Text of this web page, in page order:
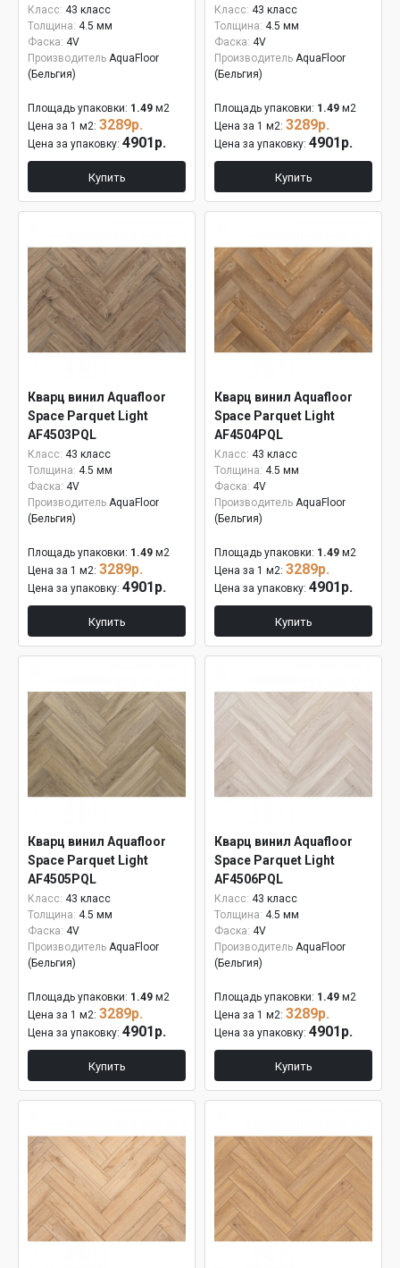
Класс: 43 класс
Толщина: 4.5 мм
Фаска: 4V
Производитель AquaFloor
(Бельгия)
Площадь упаковки: 1.49 м2
Цена за 1 м2: 3289р.
Цена за упаковку: 4901р.
Купить
Класс: 43 класс
Толщина: 4.5 мм
Фаска: 4V
Производитель AquaFloor
(Бельгия)
Площадь упаковки: 1.49 м2
Цена за 1 м2: 3289р.
Цена за упаковку: 4901р.
Купить
Кварц винил Aquafloor
Space Parquet Light
AF4503PQL
Класс: 43 класс
Толщина: 4.5 мм
Фаска: 4V
Производитель AquaFloor
(Бельгия)
Площадь упаковки: 1.49 м2
Цена за 1 м2: 3289р.
Цена за упаковку: 4901р.
Купить
Кварц винил Aquafloor
Space Parquet Light
AF4504PQL
Класс: 43 класс
Толщина: 4.5 мм
Фаска: 4V
Производитель AquaFloor
(Бельгия)
Площадь упаковки: 1.49 м2
Цена за 1 м2: 3289р.
Цена за упаковку: 4901р.
Купить
Кварц винил Aquafloor
Space Parquet Light
AF4505PQL
Класс: 43 класс
Толщина: 4.5 мм
Фаска: 4V
Производитель AquaFloor
(Бельгия)
Площадь упаковки: 1.49 м2
Цена за 1 м2: 3289р.
Цена за упаковку: 4901р.
Купить
Кварц винил Aquafloor
Space Parquet Light
AF4506PQL
Класс: 43 класс
Толщина: 4.5 мм
Фаска: 4V
Производитель AquaFloor
(Бельгия)
Площадь упаковки: 1.49 м2
Цена за 1 м2: 3289р.
Цена за упаковку: 4901р.
Купить